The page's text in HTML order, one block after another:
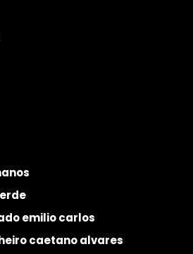
emilio carlos
caetano alvares